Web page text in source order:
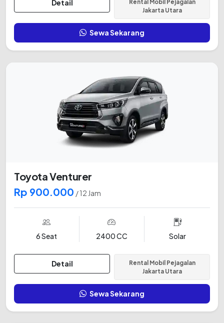
Detail
Rental Mobil Pejagalan
Jakarta Utara
Sewa Sekarang
Toyota Venturer
Rp 900.000 / 12 Jam
6 Seat 2400 CC Solar
Detail
Rental Mobil Pejagalan
Jakarta Utara
Sewa Sekarang